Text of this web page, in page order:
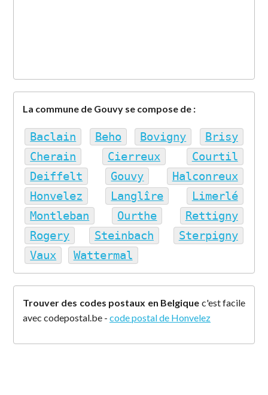
La commune de Gouvy se compose de :
Baclain Beho Bovigny
Brisy
Cherain
Cierreux
Courtil
Deiffelt
Gouvy
Halconreux
Honvelez
Langlîre
Limerlé
Montleban
Ourthe
Rettigny
Rogery
Steinbach
Sterpigny
Vaux
Wattermal
Trouver des codes postaux en Belgique c'est facile
avec codepostal.be -code postal de Honvelez